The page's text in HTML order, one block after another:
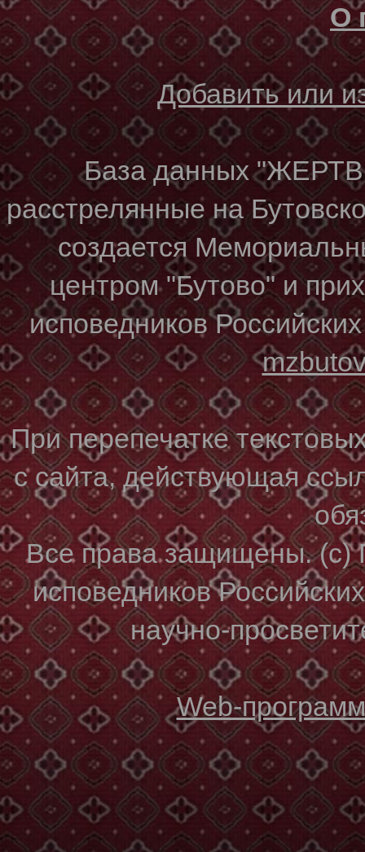
О
Добавить или
База данных
расстрелянные на
создается
центром "Бутово" и
исповедников
При перепечатке
с сайта, действующая
Все права защищены. (с)
исповедников
научно-
Web-